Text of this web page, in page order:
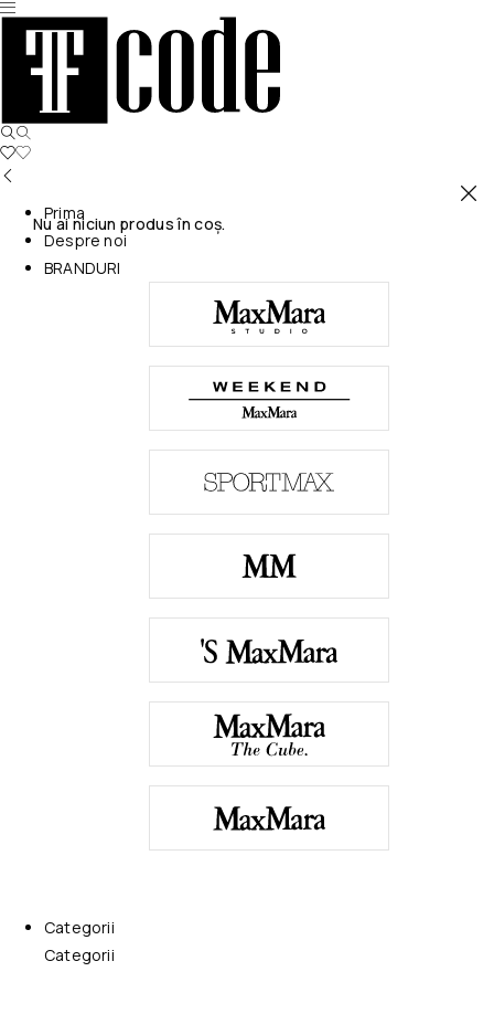
Nu ai niciun produs în coș.
Prima
Despre noi
BRANDURI
Categorii
Categorii